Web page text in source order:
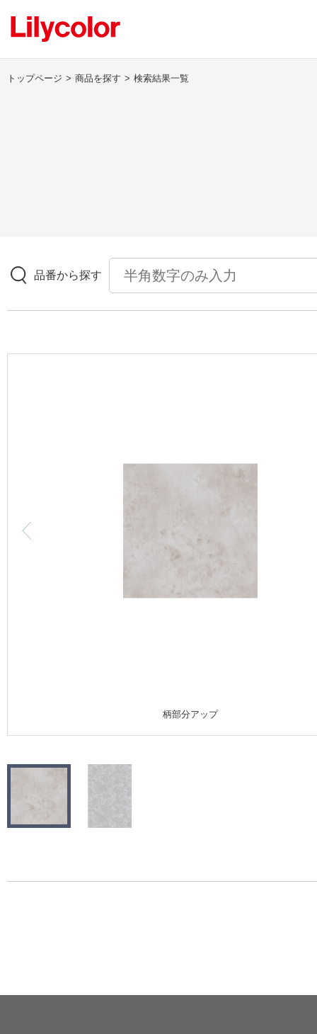
壁紙
カーテン
モデルハウス
新築戸建・マンション
#リリカラのある暮らし
大阪ショールーム
トップページ 商品を探す 検索結果一覧
品番から探す
柄部分アップ